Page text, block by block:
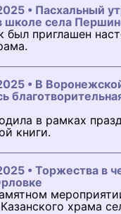
• Пасхальный
школе села
был приглашен
• В
в рамках
книги.
• Торжества в
храма